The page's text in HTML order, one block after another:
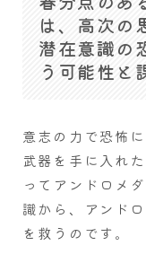
は、高次の
潜在意識の
う可能性と
意志の力で恐怖
武器を手に入れ
ってアンドロメ
識から、アンド
を救うのです。